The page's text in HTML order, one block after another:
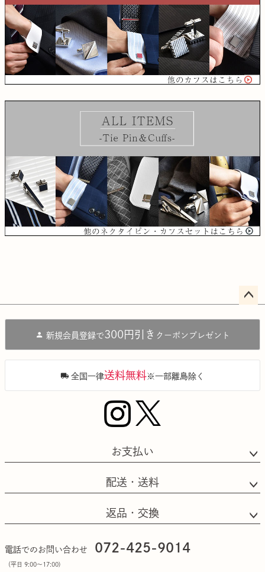
へ
新規会員登録で300円引き クーポンプレゼント
全国一律送料無料※一部離島除く
お支払い
配送・送料
返品・交換
電話でのお問い合わせ 072-425-9014
（平日 9:00〜17:00)